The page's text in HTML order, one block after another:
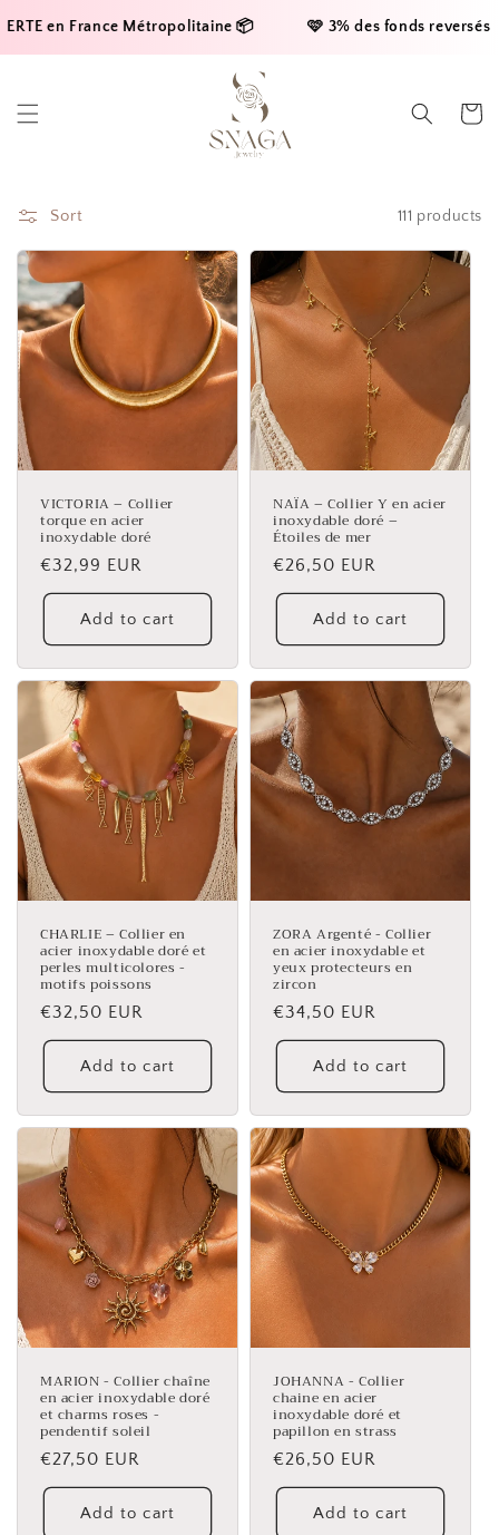
en France Métropolitaine 📦
🩷 3% des fonds reversés à la
content
Cart
Sort 111 products
VICTORIA – Collier
torque en acier
inoxydable doré
Regular
price
€32,99 EUR
Add to cart
NAÏA – Collier Y en acier
inoxydable doré –
Étoiles de mer
Regular
price
€26,50 EUR
Add to cart
CHARLIE – Collier en
acier inoxydable doré et
perles multicolores -
motifs poissons
Regular
price
€32,50 EUR
Add to cart
ZORA Argenté - Collier
en acier inoxydable et
yeux protecteurs en
zircon
Regular
price
€34,50 EUR
Add to cart
MARION - Collier chaîne
en acier inoxydable doré
et charms roses -
pendentif soleil
Regular
price
€27,50 EUR
Add to cart
JOHANNA - Collier
chaine en acier
inoxydable doré et
papillon en strass
Regular
price
€26,50 EUR
Add to cart